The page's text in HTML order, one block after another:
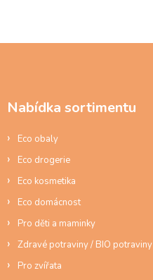
Nabídka sortimentu
Eco obaly
Eco drogerie
Eco kosmetika
Eco domácnost
Pro děti a maminky
Zdravé potraviny / BIO potraviny
Pro zvířata